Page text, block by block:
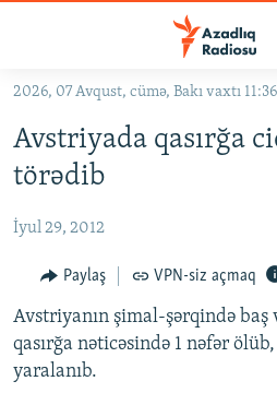
Əsas
qayıt
Əsas
qayıt
#İZAHLA
#ƏSLINDƏ
FƏRQƏ BAX
QANUNI DOĞRU
ARAŞDIRMA
2026, 07 Avqust, cümə, Bakı vaxtı 11:36
Avstriyada qasırğa
törədib
İyul 29, 2012
Paylaş VPN-siz açmaq
Avstriyanın şimal-şərqində baş
qasırğa nəticəsində 1 nəfər
yaralanıb.